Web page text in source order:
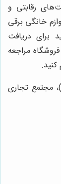
رقابتی و
خانگی برقی
برای دریافت
مراجعه
کنید.
مجتمع تجاری